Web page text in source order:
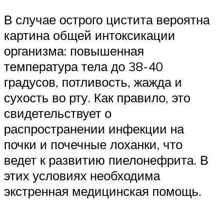
В случае острого цистита вероятна
картина общей интоксикации
организма: повышенная
температура тела до 38-40
градусов, потливость, жажда и
сухость во рту. Как правило, это
свидетельствует о
распространении инфекции на
почки и почечные лоханки, что
ведет к развитию пиелонефрита. В
этих условиях необходима
экстренная медицинская помощь.